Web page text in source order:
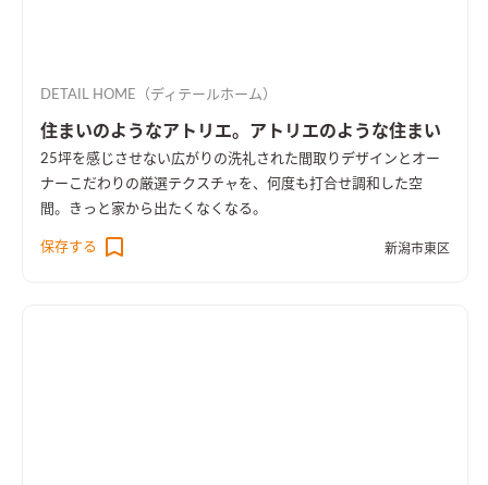
DETAIL HOME（ディテールホーム）
住まいのようなアトリエ。アトリエのような住まい
25坪を感じさせない広がりの洗礼された間取りデザインとオー
ナーこだわりの厳選テクスチャを、何度も打合せ調和した空
間。きっと家から出たくなくなる。
保存する 新潟市東区